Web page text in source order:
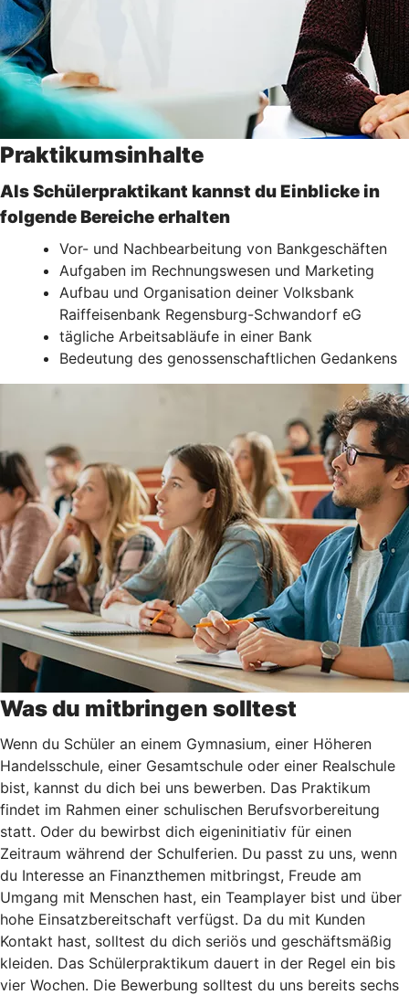
Praktikumsinhalte
Als Schülerpraktikant kannst du Einblicke in
folgende Bereiche erhalten
Vor- und Nachbearbeitung von Bankgeschäften
Aufgaben im Rechnungswesen und Marketing
Aufbau und Organisation deiner Volksbank
Raiffeisenbank Regensburg-Schwandorf eG
tägliche Arbeitsabläufe in einer Bank
Bedeutung des genossenschaftlichen Gedankens
Was du mitbringen solltest
Wenn du Schüler an einem Gymnasium, einer Höheren
Handelsschule, einer Gesamtschule oder einer Realschule
bist, kannst du dich bei uns bewerben. Das Praktikum
findet im Rahmen einer schulischen Berufsvorbereitung
statt. Oder du bewirbst dich eigeninitiativ für einen
Zeitraum während der Schulferien. Du passt zu uns, wenn
du Interesse an Finanzthemen mitbringst, Freude am
Umgang mit Menschen hast, ein Teamplayer bist und über
hohe Einsatzbereitschaft verfügst. Da du mit Kunden
Kontakt hast, solltest du dich seriös und geschäftsmäßig
kleiden. Das Schülerpraktikum dauert in der Regel ein bis
vier Wochen. Die Bewerbung solltest du uns bereits sechs